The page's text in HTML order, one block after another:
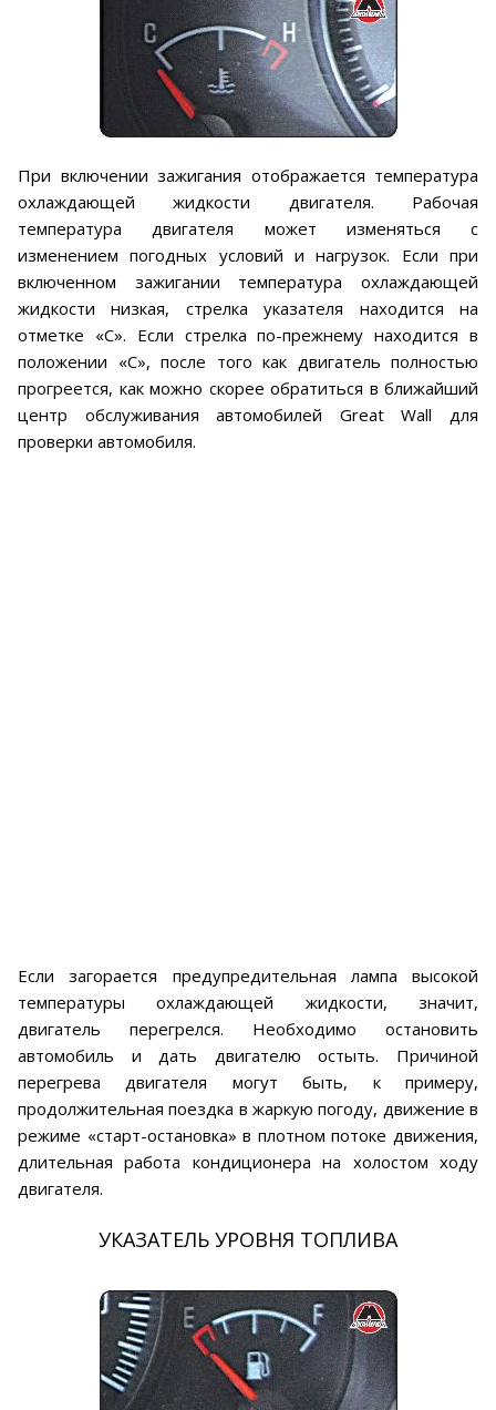
При включении зажигания отображается температура
охлаждающей жидкости двигателя. Рабочая
температура двигателя может изменяться с
изменением погодных условий и нагрузок. Если при
включенном зажигании температура охлаждающей
жидкости низкая, стрелка указателя находится на
отметке «С». Если стрелка по-прежнему находится в
положении «С», после того как двигатель полностью
прогреется, как можно скорее обратиться в ближайший
центр обслуживания автомобилей Great Wall для
проверки автомобиля.
Если загорается предупредительная лампа высокой
температуры охлаждающей жидкости, значит,
двигатель перегрелся. Необходимо остановить
автомобиль и дать двигателю остыть. Причиной
перегрева двигателя могут быть, к примеру,
продолжительная поездка в жаркую погоду, движение в
режиме «старт-остановка» в плотном потоке движения,
длительная работа кондиционера на холостом ходу
двигателя.
УКАЗАТЕЛЬ УРОВНЯ ТОПЛИВА